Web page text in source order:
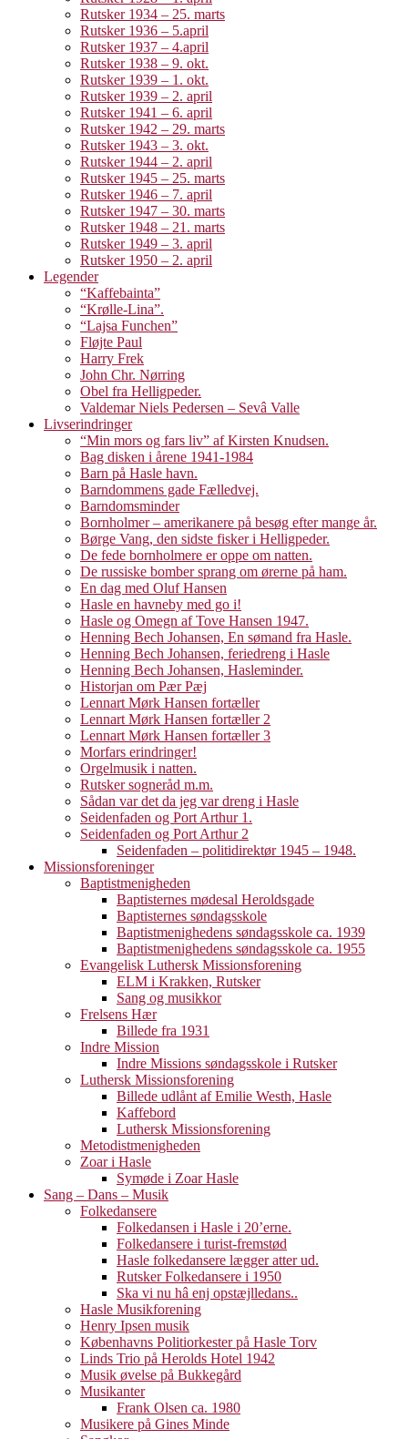
Rutsker 1934 – 25. marts
Rutsker 1936 – 5.april
Rutsker 1937 – 4.april
Rutsker 1938 – 9. okt.
Rutsker 1939 – 1. okt.
Rutsker 1939 – 2. april
Rutsker 1941 – 6. april
Rutsker 1942 – 29. marts
Rutsker 1943 – 3. okt.
Rutsker 1944 – 2. april
Rutsker 1945 – 25. marts
Rutsker 1946 – 7. april
Rutsker 1947 – 30. marts
Rutsker 1948 – 21. marts
Rutsker 1949 – 3. april
Rutsker 1950 – 2. april
Legender
“Kaffebainta”
“Krølle-Lina”.
“Lajsa Funchen”
Fløjte Paul
Harry Frek
John Chr. Nørring
Obel fra Helligpeder.
Valdemar Niels Pedersen – Sevâ Valle
Livserindringer
“Min mors og fars liv” af Kirsten Knudsen.
Bag disken i årene 1941-1984
Barn på Hasle havn.
Barndommens gade Fælledvej.
Barndomsminder
Bornholmer – amerikanere på besøg efter mange år.
Børge Vang, den sidste fisker i Helligpeder.
De fede bornholmere er oppe om natten.
De russiske bomber sprang om ørerne på ham.
En dag med Oluf Hansen
Hasle en havneby med go i!
Hasle og Omegn af Tove Hansen 1947.
Henning Bech Johansen, En sømand fra Hasle.
Henning Bech Johansen, feriedreng i Hasle
Henning Bech Johansen, Hasleminder.
Historjan om Pær Pæj
Lennart Mørk Hansen fortæller
Lennart Mørk Hansen fortæller 2
Lennart Mørk Hansen fortæller 3
Morfars erindringer!
Orgelmusik i natten.
Rutsker sogneråd m.m.
Sådan var det da jeg var dreng i Hasle
Seidenfaden og Port Arthur 1.
Seidenfaden og Port Arthur 2
Seidenfaden – politidirektør 1945 – 1948.
Missionsforeninger
Baptistmenigheden
Baptisternes mødesal Heroldsgade
Baptisternes søndagsskole
Baptistmenighedens søndagsskole ca. 1939
Baptistmenighedens søndagsskole ca. 1955
Evangelisk Luthersk Missionsforening
ELM i Krakken, Rutsker
Sang og musikkor
Frelsens Hær
Billede fra 1931
Indre Mission
Indre Missions søndagsskole i Rutsker
Luthersk Missionsforening
Billede udlånt af Emilie Westh, Hasle
Kaffebord
Luthersk Missionsforening
Metodistmenigheden
Zoar i Hasle
Symøde i Zoar Hasle
Sang – Dans – Musik
Folkedansere
Folkedansen i Hasle i 20’erne.
Folkedansere i turist-fremstød
Hasle folkedansere lægger atter ud.
Rutsker Folkedansere i 1950
Ska vi nu hâ enj opstæjlledans..
Hasle Musikforening
Henry Ipsen musik
Københavns Politiorkester på Hasle Torv
Linds Trio på Herolds Hotel 1942
Musik øvelse på Bukkegård
Musikanter
Frank Olsen ca. 1980
Musikere på Gines Minde